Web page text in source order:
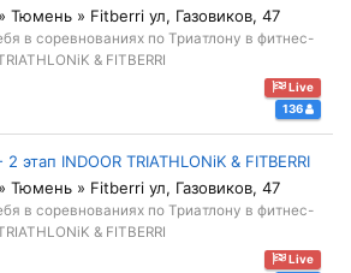
Тюмень » Fitberri ул, Газовиков, 47
в соревнованиях по Триатлону в фитнес-
& FITBERRI
Live
136
2 этап INDOOR TRIATHLONiK & FITBERRI
Тюмень » Fitberri ул, Газовиков, 47
в соревнованиях по Триатлону в фитнес-
& FITBERRI
Live